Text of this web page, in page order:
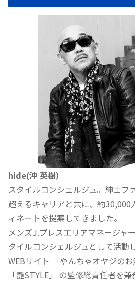
hide(沖 英樹）
スタイルコンシェルジュ。紳士フ
超えるキャリアと共に、約30,000
ィネートを提案してきました。
メンズJ.プレスエリアマネージャ
タイルコンシェルジュとして活動
WEBサイト 「やんちゃオヤジのお
「艷STYLE」 の監修総責任者を